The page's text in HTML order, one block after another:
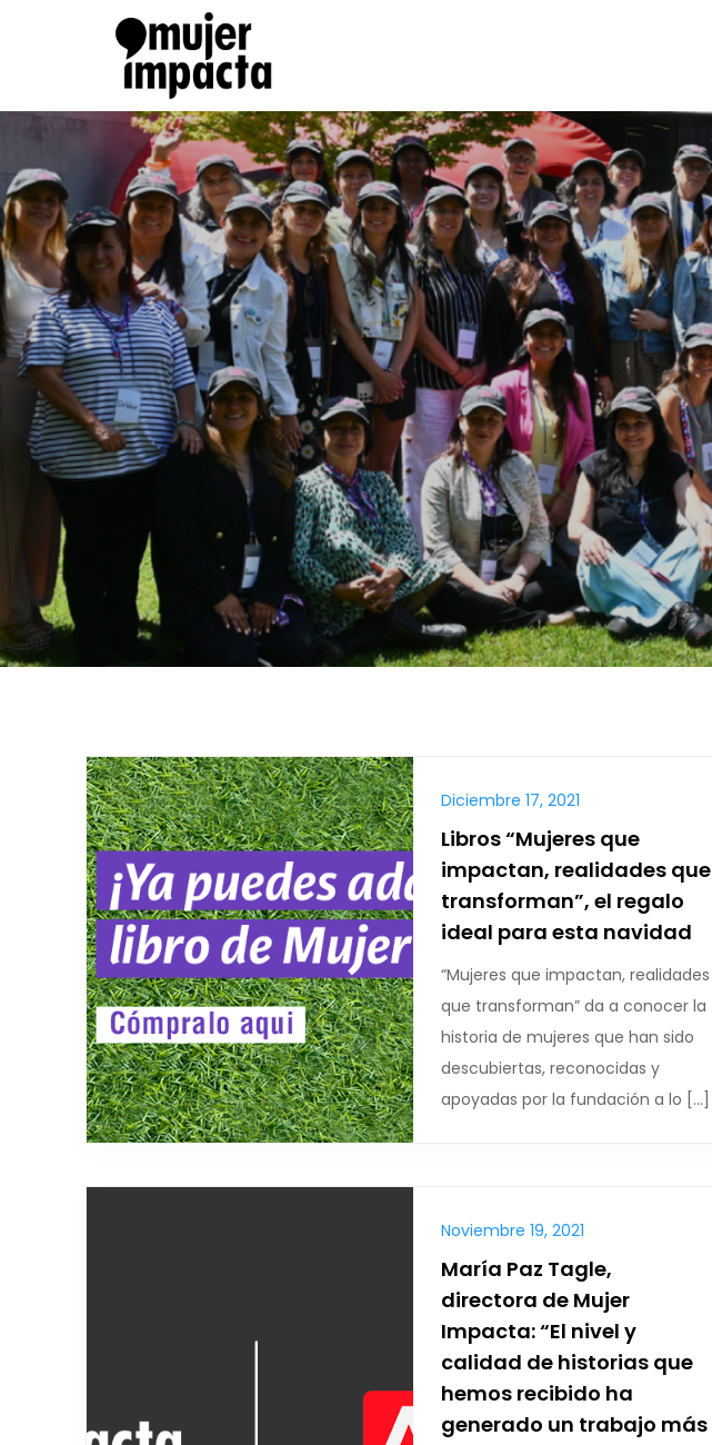
Diciembre 17, 2021
Libros “Mujeres que
impactan, realidades que
transforman”, el regalo
ideal para esta navidad
“Mujeres que impactan, realidades
que transforman” da a conocer la
historia de mujeres que han sido
descubiertas, reconocidas y
apoyadas por la fundación a lo […]
Noviembre 19, 2021
María Paz Tagle,
directora de Mujer
Impacta: “El nivel y
calidad de historias que
hemos recibido ha
generado un trabajo más